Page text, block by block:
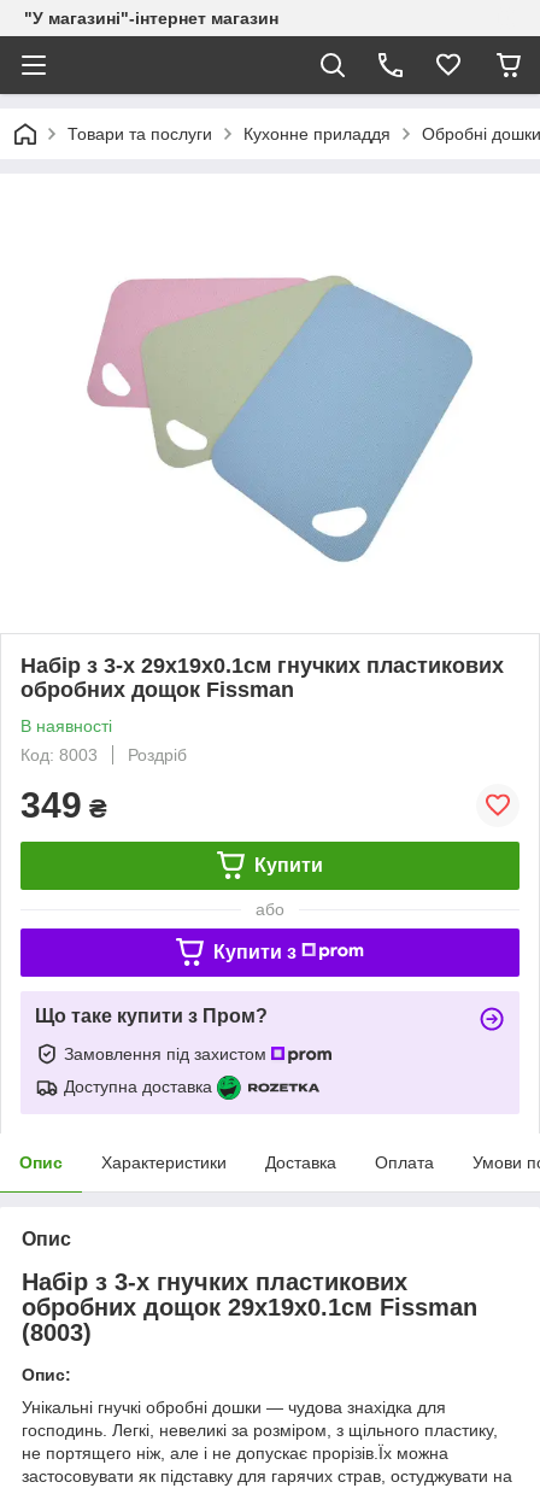
"У магазині"-інтернет магазин
Товари та послуги Кухонне приладдя Обробні дошки
Набір з 3-х 29х19х0.1см гнучких пластикових
обробних дощок Fissman
В наявності
Код: 8003
Роздріб
349 ₴
Купити
або
Купити з
Що таке купити з Пром?
Замовлення під захистом
Доступна доставка
Опис Характеристики Доставка Оплата Умови
Опис
Набір з 3-х гнучких пластикових
обробних дощок 29х19х0.1см Fissman
(8003)
Опис:
Унікальні гнучкі обробні дошки ― чудова знахідка для
господинь. Легкі, невеликі за розміром, з щільного пластику,
не портящего ніж, але і не допускає прорізів.Їх можна
застосовувати як підставку для гарячих страв, остуджувати на